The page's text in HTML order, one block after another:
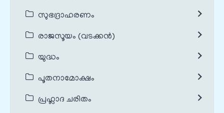
സുഭദ്രാഹരണം
രാജസൂയം (വടക്കൻ)
യുദ്ധം
പൂതനാമോക്ഷം
പ്രഹ്ലാദ ചരിതം